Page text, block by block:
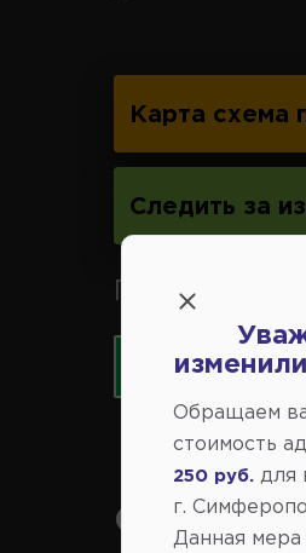
Карта схема
Следить за
Принимаем
Обращаем
стоимость
250 руб. для
г.
Данная мера